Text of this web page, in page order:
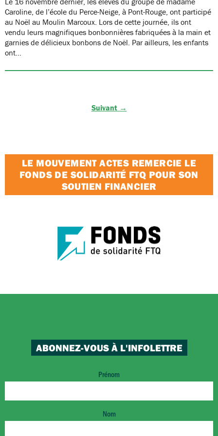
Caroline, de l’école du Perce-Neige, à Pont-Rouge, ont participé
au Noël au Moulin Marcoux. Lors de cette journée, ils ont
vendu leurs magnifiques bonbonnières fabriquées à la main et
garnies de délicieux bonbons de Noël. Par ailleurs, les enfants
ont…
Suivant →
LE MOUVEMENT ACTES REMERCIE LE
FONDS DE SOLIDARITÉ FTQ POUR SON
SOUTIEN FINANCIER
ABONNEZ-VOUS À L'INFOLETTRE
Prénom
Nom